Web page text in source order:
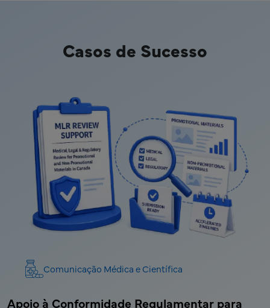
Casos de Sucesso
Comunicação Médica e Científica
Apoio à Conformidade Regulamentar para